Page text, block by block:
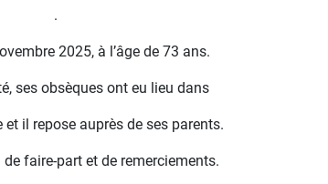
.
2025, à l’âge de 73 ans.
ses obsèques ont eu lieu dans
il repose auprès de ses parents.
faire-part et de remerciements.